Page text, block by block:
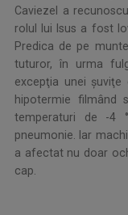
Caviezel a
rolul lui Isus a fost
Predica de pe
tuturor, în urma
excepţia unei
hipotermie filmând
temperaturi de -4
pneumonie. Iar
a afectat nu doar
cap.